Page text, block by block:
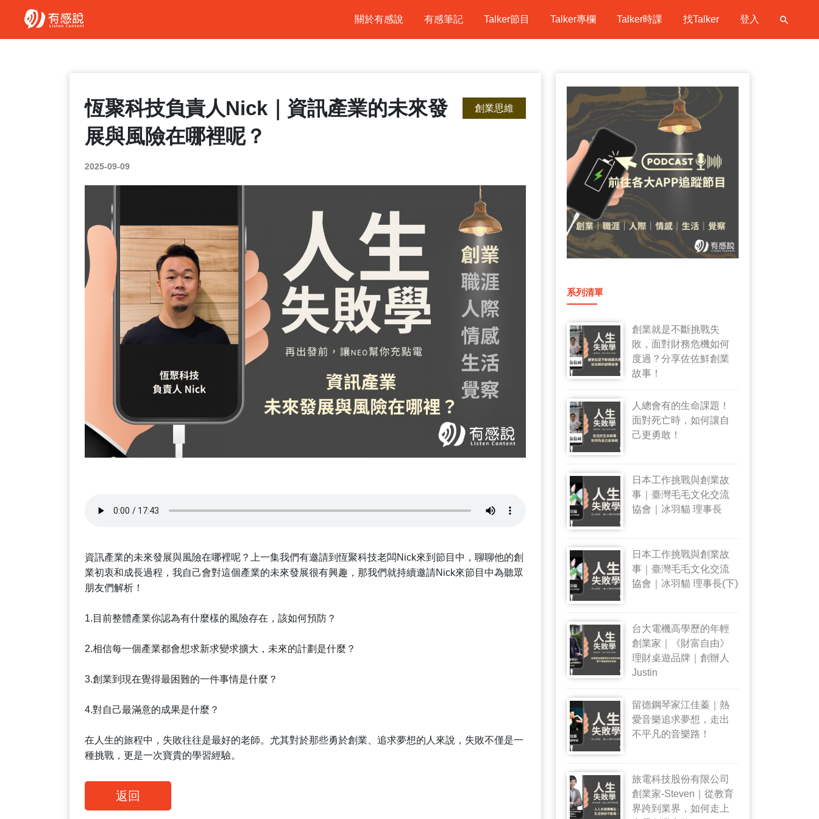
關於有感說 有感筆記 Talker節目 Talker專欄 Talker時課 找Talker 登入
恆聚科技負責人Nick｜資訊產業的未來發
展與風險在哪裡呢？
創業思維
2025-09-09
資訊產業的未來發展與風險在哪裡呢？上一集我們有邀請到恆聚科技老闆Nick來到節目中，聊聊他的創
業初衷和成長過程，我自己會對這個產業的未來發展很有興趣，那我們就持續邀請Nick來節目中為聽眾
朋友們解析！
1.目前整體產業你認為有什麼樣的風險存在，該如何預防？
2.相信每一個產業都會想求新求變求擴大，未來的計劃是什麼？
3.創業到現在覺得最困難的一件事情是什麼？
4.對自己最滿意的成果是什麼？
在人生的旅程中，失敗往往是最好的老師。尤其對於那些勇於創業、追求夢想的人來說，失敗不僅是一
種挑戰，更是一次寶貴的學習經驗。
返回
系列清單
創業就是不斷挑戰失
敗，面對財務危機如何
度過？分享佐佐鮮創業
故事！
人總會有的生命課題！
面對死亡時，如何讓自
己更勇敢！
日本工作挑戰與創業故
事｜臺灣毛毛文化交流
協會｜冰羽貓 理事長
日本工作挑戰與創業故
事｜臺灣毛毛文化交流
協會｜冰羽貓 理事長(下)
台大電機高學歷的年輕
創業家｜《財富自由》
理財桌遊品牌｜創辦人
Justin
留德鋼琴家江佳蓁｜熱
愛音樂追求夢想，走出
不平凡的音樂路！
旅電科技股份有限公司
創業家-Steven｜從教育
界跨到業界，如何走上